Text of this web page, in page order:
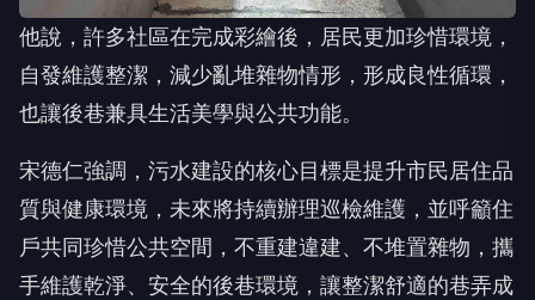
他說，許多社區在完成彩繪後，居民更加珍惜環境，
自發維護整潔，減少亂堆雜物情形，形成良性循環，
也讓後巷兼具生活美學與公共功能。
宋德仁強調，污水建設的核心目標是提升市民居住品
質與健康環境，未來將持續辦理巡檢維護，並呼籲住
戶共同珍惜公共空間，不重建違建、不堆置雜物，攜
手維護乾淨、安全的後巷環境，讓整潔舒適的巷弄成